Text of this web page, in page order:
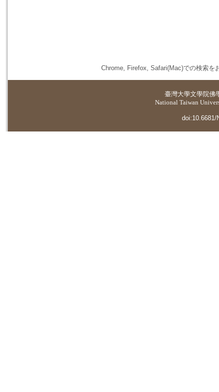
Chrome, Firefox, Safari(Mac)での検索を
臺灣大學文學院佛
National Taiwan
doi:10.6681/